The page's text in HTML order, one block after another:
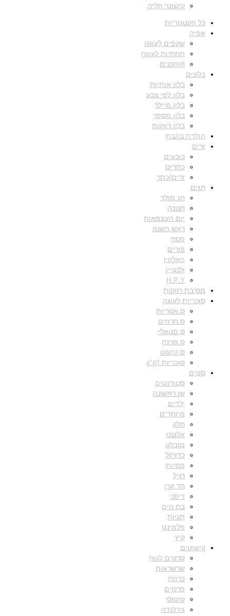
קישוטי תליה
כל הקטגוריות
אפיה
שקפים לעוגה
תחתיות לעוגה
חותכנים
בלונים
בלון אותיות
בלון לפי צבע
בלון מיילר
בלון מספר
בלון רווקות
הולדת בן/בת
זרים
כובעים
כתרים
זרים/כתר
חגים
חג מולד
חנוכה
יום העצמאות
ראש השנה
פסח
פורים
האלווין
ולנטיין
H.P.Y
מסיבת רווקות
סוכריות לעוגה
ס.אטריות
ס.חרוזים
ס.מטאלי
ס.פנינה
ס.קישוט
סוכריות 1ק"ג
סטים
סטודנטים
שן ראשונה
ילדים
מיוחדים
חלק
אלגנט
מובלט
כדורגל
מפיות
רגיל
חד קרן
דיסני
בת הים
תגיות
פלמינגו
קיץ
קישוטים
סרטים לגוף
שרשראות
כרזות
פרנזים
טיטוס
גירלנדה